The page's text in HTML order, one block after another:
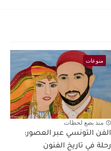
منوعات
منذ بضع لحظات
الفن التونسي عبر العصور:
رحلة في تاريخ الفنون